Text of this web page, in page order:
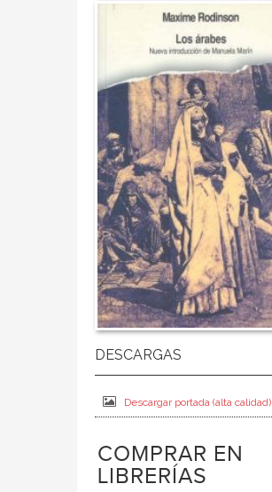
Descargar portada (alta calidad)
COMPRAR EN
LIBRERÍAS